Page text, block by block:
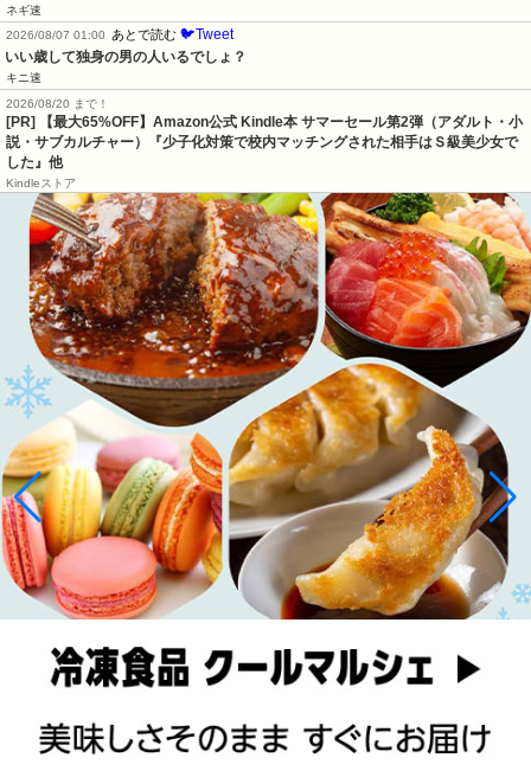
ネギ速
2026/08/07 01:00
あとで読む 🐦Tweet
いい歳して独身の男の人いるでしょ？
キニ速
2026/08/20 まで！
[PR]
【最大65%OFF】Amazon公式 Kindle本 サマーセール第2弾（アダルト・小
説・サブカルチャー）『少子化対策で校内マッチングされた相手はＳ級美少女で
した』他
Kindleストア